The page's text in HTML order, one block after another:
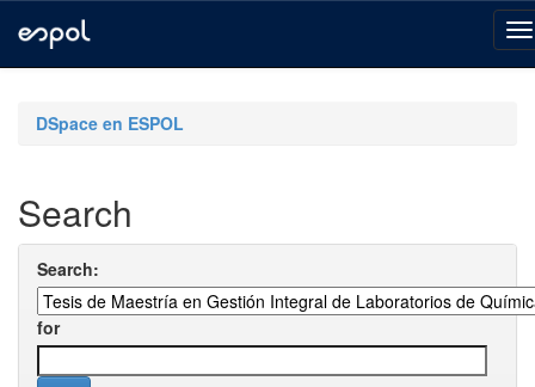
navigationDSpace en ESPOL
Search
Search:
for